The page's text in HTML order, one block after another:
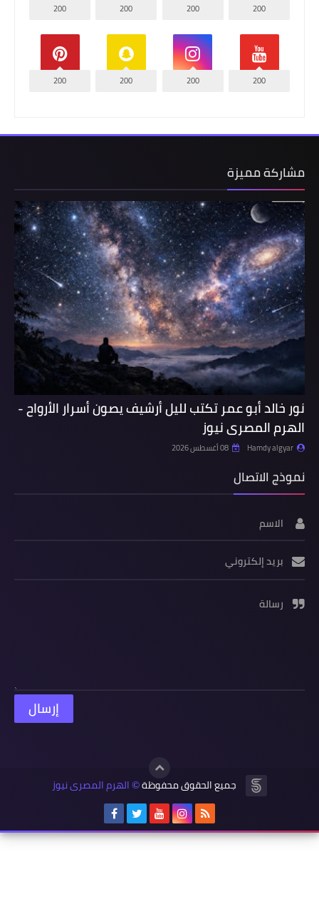
200
200
200
200
200
200
200
200
مشاركة مميزة
نور خالد أبو عمر تكتب لليل أرشيف يصون أسرار الأرواح -
الهرم المصرى نيوز
Hamdy algyar 08 أغسطس 2026
نموذج الاتصال
الاسم
بريد إلكتروني
رسالة
جميع الحقوق محفوظة© الهرم المصرى نيوز